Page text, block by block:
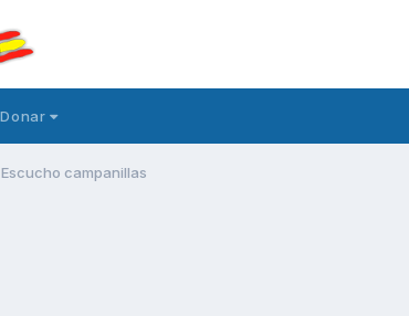
Donar
Escucho campanillas